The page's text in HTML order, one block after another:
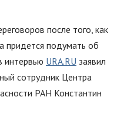
после того, как
придется подумать об
интервью URA.RU заявил
сотрудник Центра
РАН Константин